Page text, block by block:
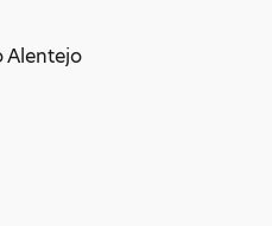
Alentejo